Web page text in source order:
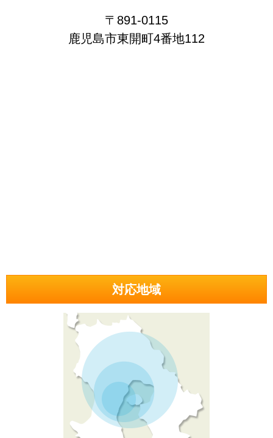
〒891-0115
鹿児島市東開町4番地112
対応地域